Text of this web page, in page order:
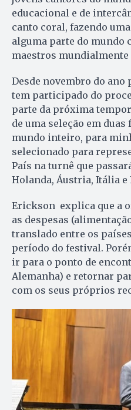
educacional e de
canto coral, fazendo
alguma parte do mundo
maestros mundialmente
Desde novembro do ano
tem participado do
parte da próxima
de uma seleção em
mundo inteiro, para
selecionado para
País na turnê que
Holanda, Áustria, Itália e
Erickson explica que a
as despesas
translado entre os
período do festival.
ir para o ponto de
Alemanha) e retornar
com os seus próprios